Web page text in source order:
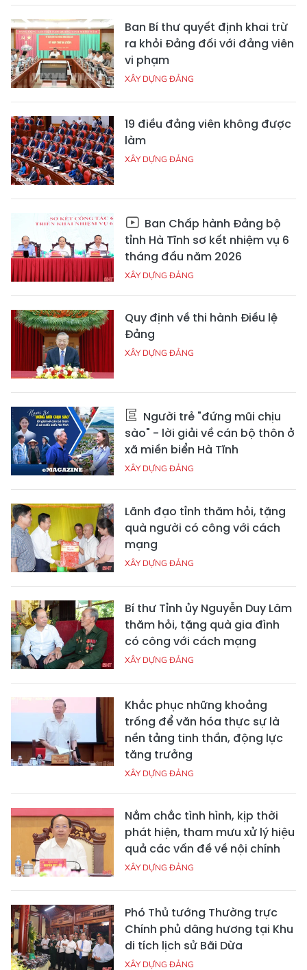
Ban Bí thư quyết định khai trừ
ra khỏi Đảng đối với đảng viên
vi phạm
XÂY DỰNG ĐẢNG
19 điều đảng viên không được
làm
XÂY DỰNG ĐẢNG
Ban Chấp hành Đảng bộ
tỉnh Hà Tĩnh sơ kết nhiệm vụ 6
tháng đầu năm 2026
XÂY DỰNG ĐẢNG
Quy định về thi hành Điều lệ
Đảng
XÂY DỰNG ĐẢNG
Người trẻ "đứng mũi chịu
sào" - lời giải về cán bộ thôn ở
xã miền biển Hà Tĩnh
XÂY DỰNG ĐẢNG
Lãnh đạo tỉnh thăm hỏi, tặng
quà người có công với cách
mạng
XÂY DỰNG ĐẢNG
Bí thư Tỉnh ủy Nguyễn Duy Lâm
thăm hỏi, tặng quà gia đình
có công với cách mạng
XÂY DỰNG ĐẢNG
Khắc phục những khoảng
trống để văn hóa thực sự là
nền tảng tinh thần, động lực
tăng trưởng
XÂY DỰNG ĐẢNG
Nắm chắc tình hình, kịp thời
phát hiện, tham mưu xử lý hiệu
quả các vấn đề về nội chính
XÂY DỰNG ĐẢNG
Phó Thủ tướng Thường trực
Chính phủ dâng hương tại Khu
di tích lịch sử Bãi Dừa
XÂY DỰNG ĐẢNG